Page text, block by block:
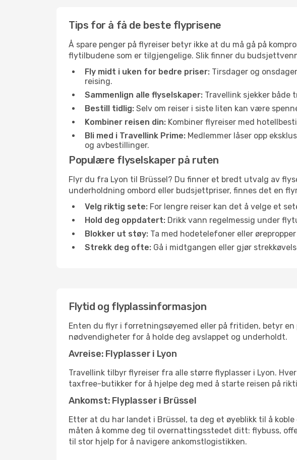
Tips for å få de beste flyprisene
Å spare penger på flyreiser betyr ikke at du må gå på
flytilbudene som er tilgjengelige. Slik finner du
Fly midt i uken for bedre priser: Tirsdager og
reising.
Sammenlign alle flyselskaper: Travellink sjekker både
Bestill tidlig: Selv om reiser i siste liten kan være
Kombiner reisen din: Kombiner flyreiser med
Bli med i Travellink Prime: Medlemmer låser opp
og avbestillinger.
Populære flyselskaper på ruten
Flyr du fra Lyon til Brüssel? Du finner et bredt utvalg av
underholdning ombord eller budsjettpriser, finnes det en
Velg riktig sete: For lengre reiser kan det å velge et
Hold deg oppdatert: Drikk vann regelmessig under
Blokker ut støy: Ta med hodetelefoner eller
Strekk deg ofte: Gå i midtgangen eller gjør
Flytid og flyplassinformasjon
Enten du flyr i forretningsøyemed eller på fritiden, betyr
nødvendigheter for å holde deg avslappet og underholdt.
Avreise: Flyplasser i Lyon
Travellink tilbyr flyreiser fra alle større flyplasser i Lyon.
taxfree-butikker for å hjelpe deg med å starte reisen på
Ankomst: Flyplasser i Brüssel
Etter at du har landet i Brüssel, ta deg et øyeblikk til å
måten å komme deg til overnattingsstedet ditt: flybuss,
til stor hjelp for å navigere ankomstlogistikken.